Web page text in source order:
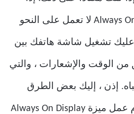
كانت ميزة Always On Display لا تعمل على النحو
عليك تشغيل شاشة هاتفك بين
من الوقت والإشعارات ، والتي
إذن ، إليك بعض الطرق
البسيطة لإصلاح عدم عمل ميزة Always On Display